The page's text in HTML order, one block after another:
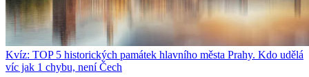
Kvíz: TOP 5 historických památek hlavního města Prahy. Kdo udělá
víc jak 1 chybu, není Čech